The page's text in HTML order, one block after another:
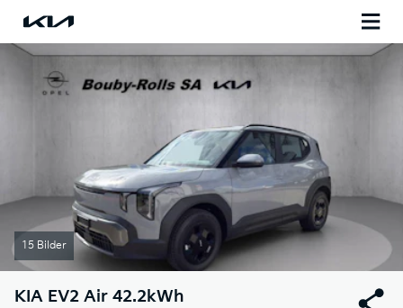
15 Bilder
KIA EV2 Air 42.2kWh